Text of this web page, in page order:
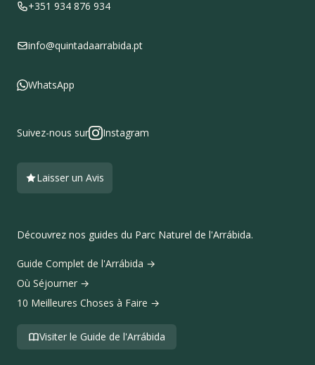
+351 934 876 934
info@quintadaarrabida.pt
WhatsApp
Suivez-nous sur Instagram
Laisser un Avis
Découvrez nos guides du Parc Naturel de l'Arrábida.
Guide Complet de l'Arrábida →
Où Séjourner →
10 Meilleures Choses à Faire →
Visiter le Guide de l'Arrábida